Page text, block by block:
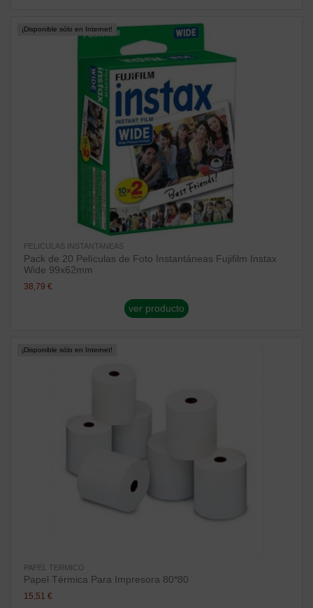
¡Disponible sólo en Internet!
PELICULAS INSTANTANEAS
Pack de 20 Películas de Foto Instantáneas Fujifilm Instax
Wide 99x62mm
38,79 €
ver producto
¡Disponible sólo en Internet!
PAPEL TERMICO
Papel Térmica Para Impresora 80*80
15,51 €